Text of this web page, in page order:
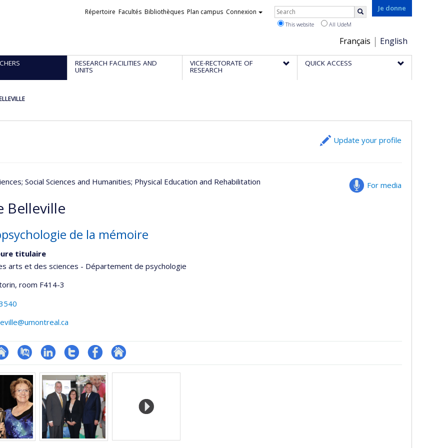
Je donne
Choix
de
la
Français English
Liens
Répertoire Facultés Bibliothèques Plan campus Connexion Rechercher
This website All UdeM
RESEARCH FACILITIES AND
UNITS
VICE-RECTORATE OF
RESEARCH
QUICK ACCESS
Update your profile
For media
; Social Sciences and Humanities; Physical Education and Rehabilitation
Belleville
de la mémoire
titulaire
arts et des sciences - Département de psychologie
, room F414-3
PubMedLinkedInCompte
Twitter
Profil
Facebook
Autre